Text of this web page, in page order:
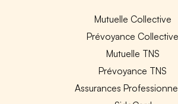
Mutuelle Collective
Prévoyance Collective
Mutuelle TNS
Prévoyance TNS
Assurances